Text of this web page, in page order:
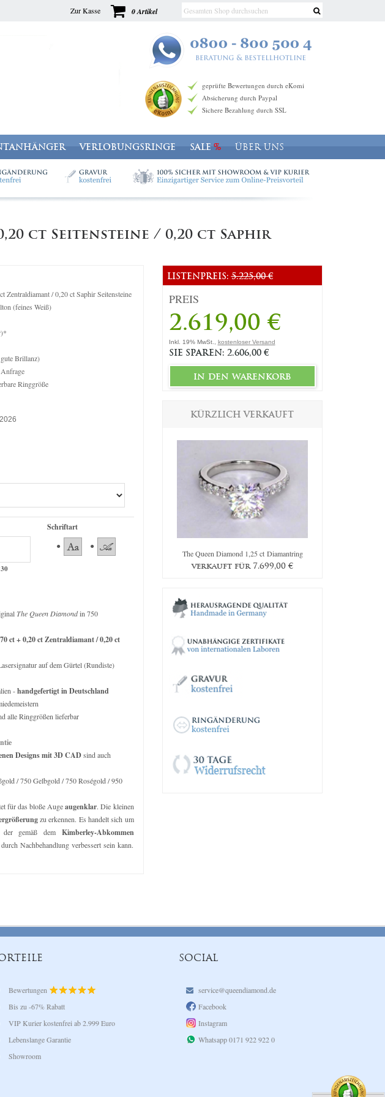
0 Artikel
Zur Kasse
geprüfte Bewertungen durch eKomi
Absicherung durch Paypal
Sichere Bezahlung durch SSL
VERLOBUNGSRINGE SALE ÜBER UNS
ct Seitensteine / 0,20 ct Saphir
Zentraldiamant / 0,20 ct Saphir Seitensteine
(feines Weiß)
Brillanz)
Ringgröße
30
Schriftart
The Queen Diamondin 750
ct + 0,20 ct Zentraldiamant / 0,20 ct
auf dem Gürtel (Rundiste)
-handgefertigt in Deutschland
alle Ringgrößen lieferbar
Designs mit 3D CADsind auch
/ 750 Gelbgold / 750 Roségold / 950
für das bloße Augeaugenklar. Die kleinen
zu erkennen. Es handelt sich um
, der gemäß dem Kimberley-Abkommen
Nachbehandlung verbessert sein kann.
LISTENPREIS:5.225,00 €
PREIS
2.619,00 €
Inkl. 19% MwSt., kostenloser Versand
SIE SPAREN: 2.606,00 €
in den warenkorb
KÜRZLICH VERKAUFT
The Great 1884 - 2,00 ct Diamantring
verkauft für
The Queen Diamond 1,25 ct Diamantring
verkauft für 7.699,00 €
Bewertungen
Bis zu -67% Rabatt
VIP Kurier kostenfrei ab 2.999 Euro
Lebenslange Garantie
Showroom
SOCIAL
service@queendiamond.de
Facebook
Instagram
Whatsapp 0171 922 922 0